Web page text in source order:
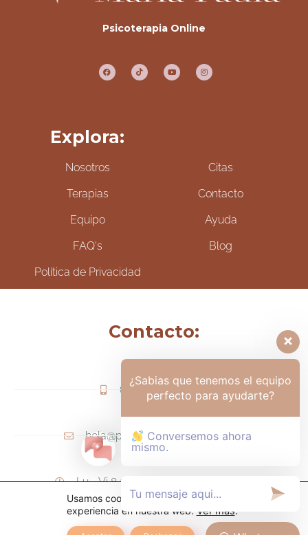
Psicoterapia Online
Explora:
Nosotros
Terapias
Equipo
FAQ's
Política de Privacidad
Citas
Contacto
Ayuda
Blog
Contacto:
(+57) 317-6006425
hola@psicologamariapaula.com
Lu - Vi 8 am a 6 pm - Sa 8am - 12m
Usamos cookies para ofrecerte la mejor
experiencia en nuestra web. Ver más.
¿Sabias que tenemos el equipo
perfecto para ayudarte?
Conversemos ahora
mismo.